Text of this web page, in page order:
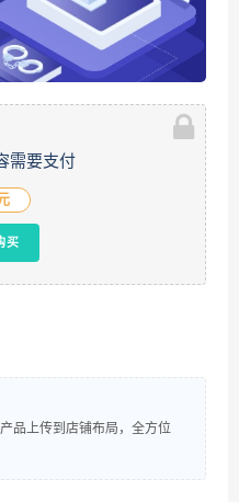
需要支付
买
品上传到店铺布局，全方位